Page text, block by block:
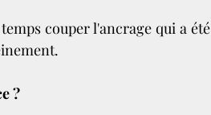
couper l'ancrage qui a été
?